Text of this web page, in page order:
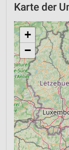
Karte der
+
−